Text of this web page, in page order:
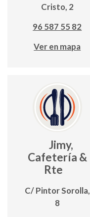
Cristo, 2
96 587 55 82
Ver en mapa
Jimy,
Cafetería &
Rte
C/ Pintor Sorolla,
8